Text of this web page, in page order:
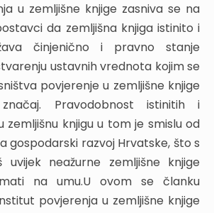
DODJELE KONCESIJA U LUKAMA
ZA JAVNI PROMET
ZA JAVNI PROMET OD
GOSPODARSKOG
HRVATSKU
ZA JAVNI PROMET OD
I LOKALNOG ZNAČAJA
DODJELE KONCESIJA U LUKAMA
u zemljišne knjige zasniva se na
da zemljišna knjiga istinito i
činjenično i pravno stanje
ustavnih vrednota kojim se
povjerenje u zemljišne knjige
Pravodobnost istinitih i
zemljišnu knjigu u tom je smislu od
gospodarski razvoj Hrvatske, što s
neažurne zemljišne knjige
na umu.U ovom se članku
povjerenja u zemljišne knjige